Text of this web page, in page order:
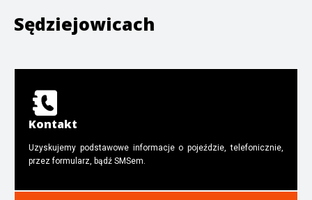
Sędziejowicach
Kontakt
Uzyskujemy podstawowe informacje o pojeździe, telefonicznie,
przez formularz, bądź SMSem.